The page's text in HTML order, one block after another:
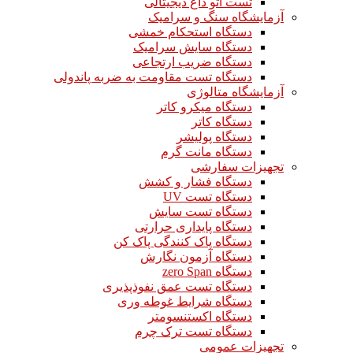
آزمایشگاه سنگ و سرامیک
دستگاه استحکام خمشی
دستگاه سایش سرامیک
دستگاه ضریب ارتجاعی
دستگاه تست مقاومت به ضربه پاندولی
آزمایشگاه متالوژی
دستگاه میکرو کاتر
دستگاه کاتر
دستگاه پولیشر
دستگاه مانت گرم
تجهیزات سفارشی
دستگاه فشار و کشش
دستگاه تست UV
دستگاه تست سایش
دستگاه پایداری حرارتی
دستگاه پاک کنندگی پاک کن
دستگاه آزمون نگارش
دستگاه zero Span
دستگاه تست عمق نفوذپذیری
دستگاه شرایط غوطه وری
دستگاه اکستنسومتر
دستگاه تست ترک چرم
تجهیزات عمومی